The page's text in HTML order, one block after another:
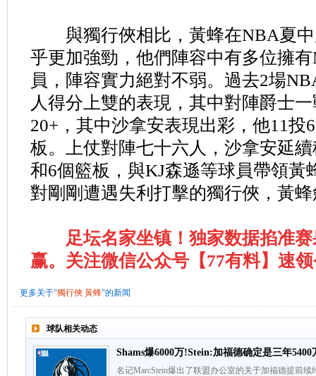
與獨行俠相比，黃蜂在NBA夏中
乎更加強勁，他們陣容中有多位擁
員，陣容實力絕對不弱。過去2場
人得分上雙的表現，其中對陣爵士
20+，其中沙拿安表現出彩，他11投
板。上仗對陣七十六人，沙拿安延
和6個籃板，與KJ森遜等球員帶領黃
對剛剛遭遇失利打擊的獨行俠，黃
足坛名家坐镇！独家数据掐准赛
赢。关注微信公众号【77有料】速
更多关于"獨行俠 黃蜂"的新闻
球队相关动态
Shams爆6000万!Stein:加福德确定是三年5400
名记MarcStein爆出了联盟办公室的关于加福德提前